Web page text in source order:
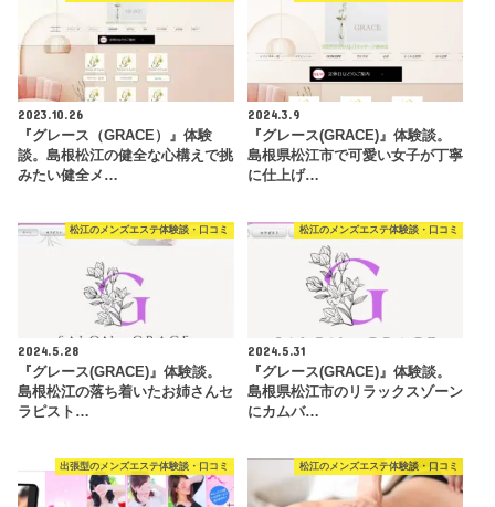
2023.10.26
『グレース（GRACE）』体験
談。島根松江の健全な心構えで挑
みたい健全メ…
2024.3.9
『グレース(GRACE)』体験談。
島根県松江市で可愛い女子が丁寧
に仕上げ…
松江のメンズエステ体験談・口コミ
2024.5.28
『グレース(GRACE)』体験談。
島根松江の落ち着いたお姉さんセ
ラピスト…
松江のメンズエステ体験談・口コミ
2024.5.31
『グレース(GRACE)』体験談。
島根県松江市のリラックスゾーン
にカムバ…
出張型のメンズエステ体験談・口コミ 松江のメンズエステ体験談・口コミ